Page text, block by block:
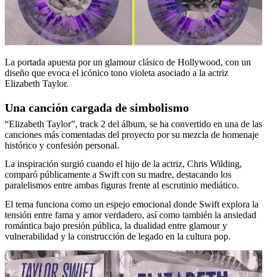
La portada apuesta por un glamour clásico de Hollywood, con un
diseño que evoca el icónico tono violeta asociado a la actriz
Elizabeth Taylor.
Una canción cargada de simbolismo
“Elizabeth Taylor”, track 2 del álbum, se ha convertido en una de las
canciones más comentadas del proyecto por su mezcla de homenaje
histórico y confesión personal.
La inspiración surgió cuando el hijo de la actriz, Chris Wilding,
comparó públicamente a Swift con su madre, destacando los
paralelismos entre ambas figuras frente al escrutinio mediático.
El tema funciona como un espejo emocional donde Swift explora la
tensión entre fama y amor verdadero, así como también la ansiedad
romántica bajo presión pública, la dualidad entre glamour y
vulnerabilidad y la construcción de legado en la cultura pop.